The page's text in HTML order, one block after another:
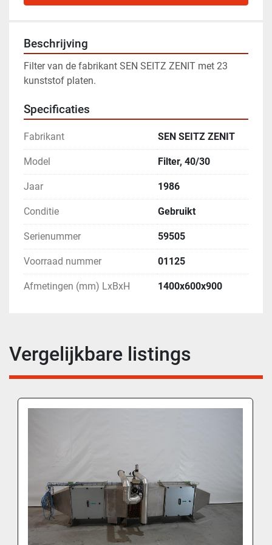
Beschrijving
Filter van de fabrikant SEN SEITZ ZENIT met 23
kunststof platen.
Specificaties
Fabrikant SEN SEITZ ZENIT
Model Filter, 40/30
Jaar 1986
Conditie Gebruikt
Serienummer 59505
Voorraad nummer 01125
Afmetingen (mm) LxBxH 1400x600x900
Vergelijkbare listings